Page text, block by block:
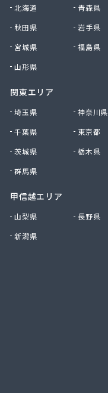
菊地商店
吉久商店
吉原肥料店
吉川住設
吉田石油店
久新商店
久保商店
宮内商店
橋商店
玉造ガス協同組合
錦織商事(株)
北海道
青森県
秋田県
岩手県
宮城県
福島県
山形県
関東エリア
埼玉県
神奈川県
千葉県
東京都
茨城県
栃木県
群馬県
甲信越エリア
山梨県
長野県
新潟県